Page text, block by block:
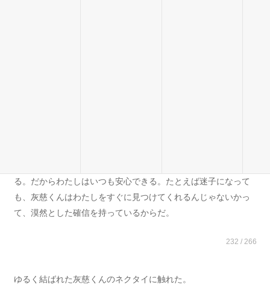
る。だからわたしはいつも安心できる。たとえば迷子になって
も、灰慈くんはわたしをすぐに見つけてくれるんじゃないかっ
て、漠然とした確信を持っているからだ。
232 / 266
ゆるく結ばれた灰慈くんのネクタイに触れた。